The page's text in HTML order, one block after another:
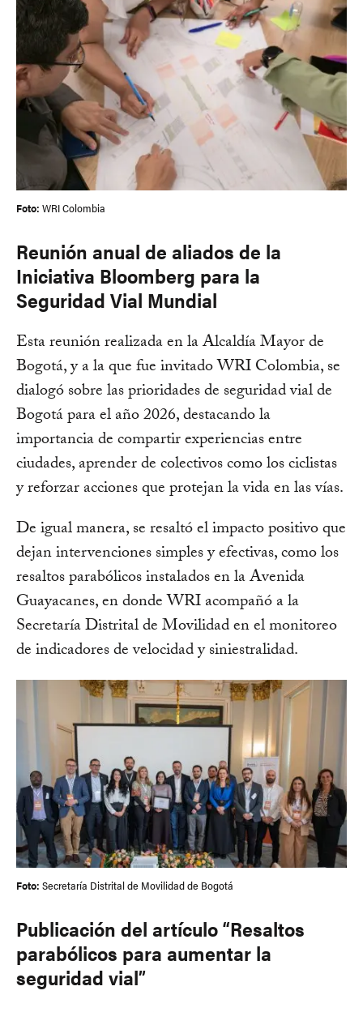
Foto: WRI Colombia
Reunión anual de aliados de la
Iniciativa Bloomberg para la
Seguridad Vial Mundial
Esta reunión realizada en la Alcaldía Mayor de
Bogotá, y a la que fue invitado WRI Colombia, se
dialogó sobre las prioridades de seguridad vial de
Bogotá para el año 2026, destacando la
importancia de compartir experiencias entre
ciudades, aprender de colectivos como los ciclistas
y reforzar acciones que protejan la vida en las vías.
De igual manera, se resaltó el impacto positivo que
dejan intervenciones simples y efectivas, como los
resaltos parabólicos instalados en la Avenida
Guayacanes, en donde WRI acompañó a la
Secretaría Distrital de Movilidad en el monitoreo
de indicadores de velocidad y siniestralidad.
Foto: Secretaría Distrital de Movilidad de Bogotá
Publicación del artículo “Resaltos
parabólicos para aumentar la
seguridad vial”